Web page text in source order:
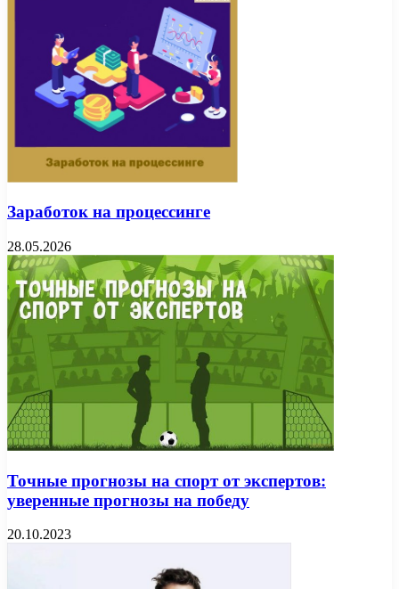
Заработок на процессинге
28.05.2026
Точные прогнозы на спорт от экспертов:
уверенные прогнозы на победу
20.10.2023